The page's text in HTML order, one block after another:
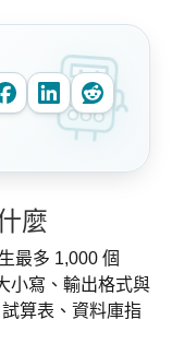
麼
最多 1,000 個
小寫、輸出格式與
算表、資料庫指